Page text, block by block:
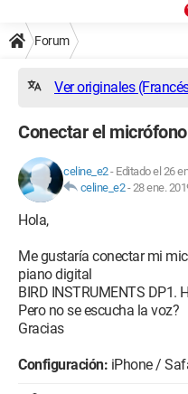
Forum
Ver originales
Conectar el
celine_e2- Editado el 26
celine_e2-28 ene.
Hola,
Me gustaría conectar mi
piano digital
BIRD INSTRUMENTS DP1.
Pero no se escucha la voz?
Gracias
Configuración: iPhone /